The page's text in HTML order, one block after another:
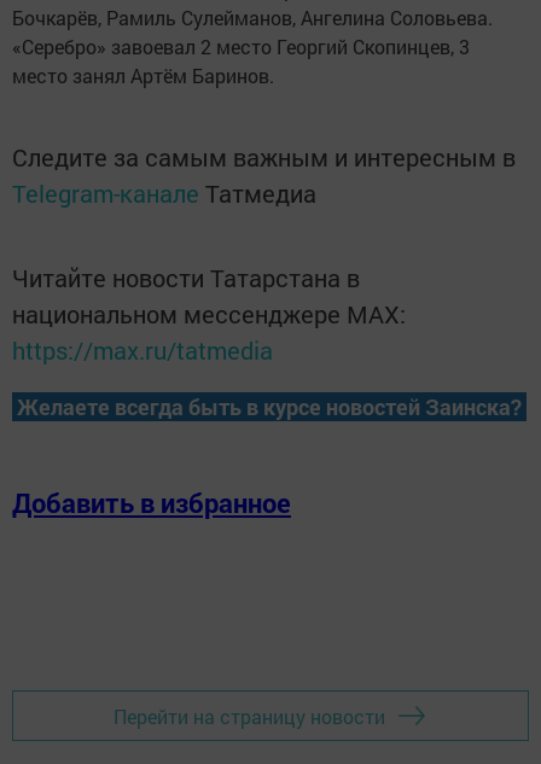
Бочкарёв, Рамиль Сулейманов, Ангелина Соловьева.
«Серебро» завоевал 2 место Георгий Скопинцев, 3
место занял Артём Баринов.
Следите за самым важным и интересным в
Telegram-канале Татмедиа
Читайте новости Татарстана в
национальном мессенджере MАХ:
https://max.ru/tatmedia
Желаете всегда быть в курсе новостей Заинска?
Добавить в избранное
Перейти на страницу новости